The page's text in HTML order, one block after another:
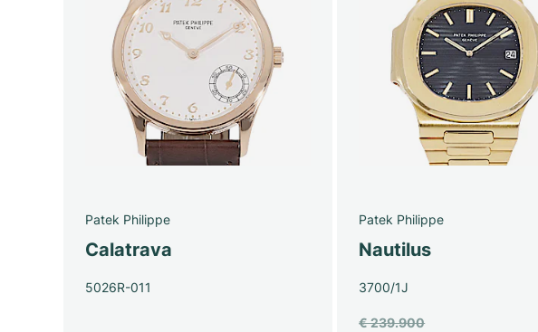
Patek Philippe
Calatrava
5026R-011
Patek Philippe
Nautilus
3700/1J
€ 239.900